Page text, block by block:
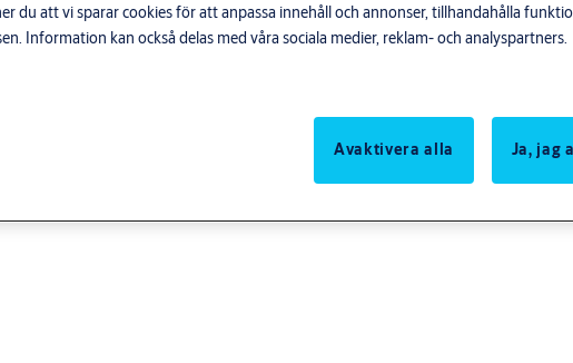
du att vi sparar cookies för att anpassa innehåll och annonser, tillhandahålla
Information kan också delas med våra sociala medier, reklam- och analyspartners.
Avaktivera alla
Ja, jag